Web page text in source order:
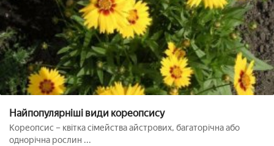
Найпопулярніші види кореопсису
Кореопсис – квітка сімейства айстрових, багаторічна або
однорічна рослин ...